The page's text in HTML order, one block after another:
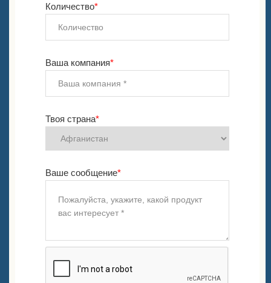
Количество*
Ваша компания*
Твоя страна*
Ваше сообщение*